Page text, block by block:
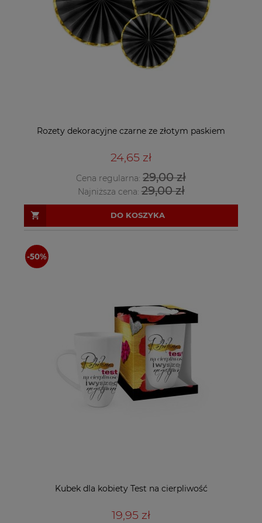
Rozety dekoracyjne czarne ze złotym paskiem
24,65 zł
Cena regularna: 29,00 zł
Najniższa cena:29,00 zł
DO KOSZYKA
Kubek dla kobiety Test na cierpliwość
19,95 zł